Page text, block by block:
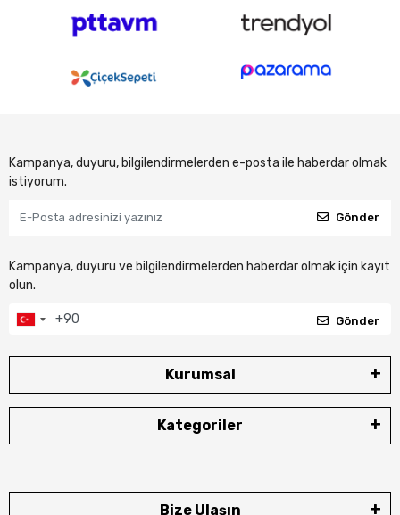
Kampanya, duyuru, bilgilendirmelerden e-posta ile haberdar olmak
istiyorum.
Gönder
Kampanya, duyuru ve bilgilendirmelerden haberdar olmak için kayıt
olun.
Gönder
Kurumsal
Kategoriler
Bize Ulaşın